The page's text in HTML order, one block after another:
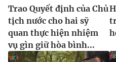
Trao Quyết định của Chủ
tịch nước cho hai sỹ
quan thực hiện nhiệm
vụ gìn giữ hòa bình...